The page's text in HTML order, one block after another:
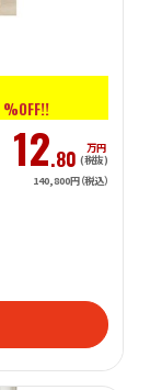
%OFF!!
12.80 万円
(税抜)
140,800円（税込）